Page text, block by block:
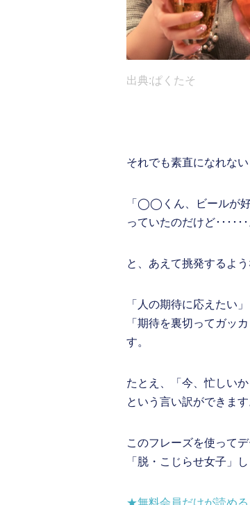
出典:ぱくたそ
それでも素直になれな
「◯◯くん、ビールが
っていたのだけど･････
と、あえて挑発するよ
「人の期待に応えたい
「期待を裏切ってガッ
す。
たとえ、「今、忙しい
という言い訳ができます
このフレーズを使って
「脱・こじらせ女子」し
★無料会員だけが読め